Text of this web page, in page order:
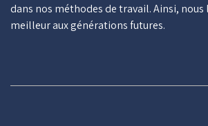
dans nos méthodes de travail. Ainsi,
meilleur aux générations futures.